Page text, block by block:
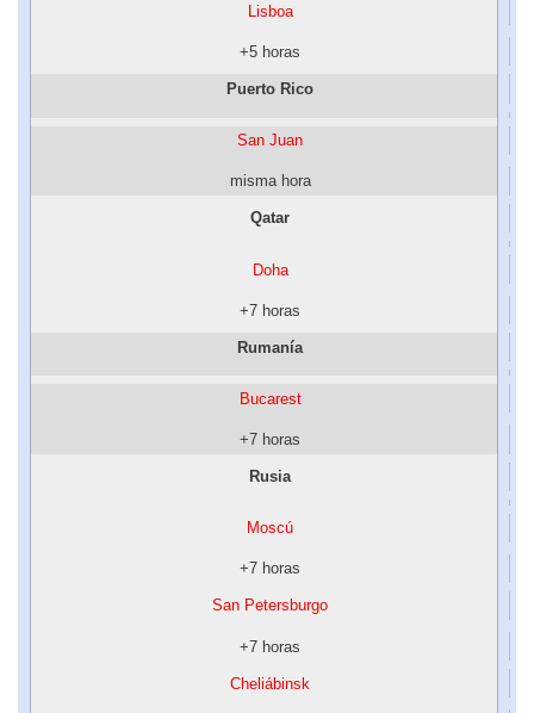
Lisboa
+5 horas
Puerto Rico
San Juan
misma hora
Qatar
Doha
+7 horas
Rumanía
Bucarest
+7 horas
Rusia
Moscú
+7 horas
San Petersburgo
+7 horas
Cheliábinsk